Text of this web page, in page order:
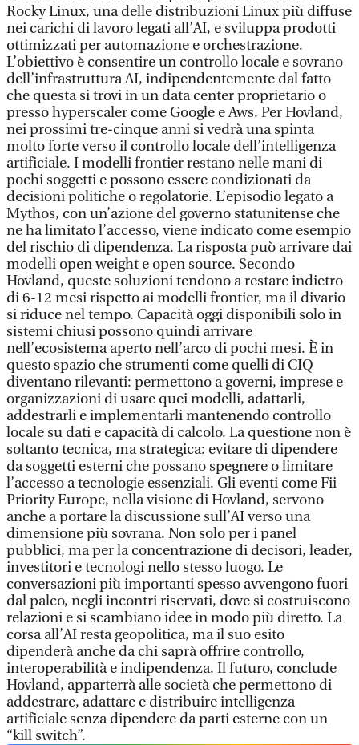
Rocky Linux, una delle distribuzioni Linux più diffuse
nei carichi di lavoro legati all’AI, e sviluppa prodotti
ottimizzati per automazione e orchestrazione.
L’obiettivo è consentire un controllo locale e sovrano
dell’infrastruttura AI, indipendentemente dal fatto
che questa si trovi in un data center proprietario o
presso hyperscaler come Google e Aws. Per Hovland,
nei prossimi tre-cinque anni si vedrà una spinta
molto forte verso il controllo locale dell’intelligenza
artificiale. I modelli frontier restano nelle mani di
pochi soggetti e possono essere condizionati da
decisioni politiche o regolatorie. L’episodio legato a
Mythos, con un’azione del governo statunitense che
ne ha limitato l’accesso, viene indicato come esempio
del rischio di dipendenza. La risposta può arrivare dai
modelli open weight e open source. Secondo
Hovland, queste soluzioni tendono a restare indietro
di 6-12 mesi rispetto ai modelli frontier, ma il divario
si riduce nel tempo. Capacità oggi disponibili solo in
sistemi chiusi possono quindi arrivare
nell’ecosistema aperto nell’arco di pochi mesi. È in
questo spazio che strumenti come quelli di CIQ
diventano rilevanti: permettono a governi, imprese e
organizzazioni di usare quei modelli, adattarli,
addestrarli e implementarli mantenendo controllo
locale su dati e capacità di calcolo. La questione non è
soltanto tecnica, ma strategica: evitare di dipendere
da soggetti esterni che possano spegnere o limitare
l’accesso a tecnologie essenziali. Gli eventi come Fii
Priority Europe, nella visione di Hovland, servono
anche a portare la discussione sull’AI verso una
dimensione più sovrana. Non solo per i panel
pubblici, ma per la concentrazione di decisori, leader,
investitori e tecnologi nello stesso luogo. Le
conversazioni più importanti spesso avvengono fuori
dal palco, negli incontri riservati, dove si costruiscono
relazioni e si scambiano idee in modo più diretto. La
corsa all’AI resta geopolitica, ma il suo esito
dipenderà anche da chi saprà offrire controllo,
interoperabilità e indipendenza. Il futuro, conclude
Hovland, apparterrà alle società che permettono di
addestrare, adattare e distribuire intelligenza
artificiale senza dipendere da parti esterne con un
“kill switch”.